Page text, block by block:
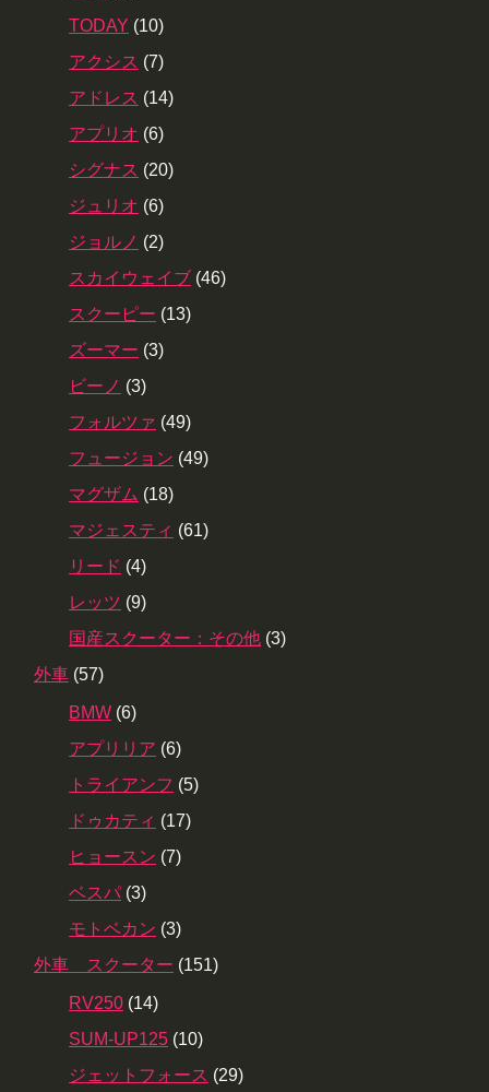
TODAY (10)
アクシス (7)
アドレス (14)
アプリオ (6)
シグナス (20)
ジュリオ (6)
ジョルノ (2)
スカイウェイブ (46)
スクーピー (13)
ズーマー (3)
ビーノ (3)
フォルツァ (49)
フュージョン (49)
マグザム (18)
マジェスティ (61)
リード (4)
レッツ (9)
国産スクーター：その他 (3)
外車 (57)
BMW (6)
アプリリア (6)
トライアンフ (5)
ドゥカティ (17)
ヒョースン (7)
ベスパ (3)
モトベカン (3)
外車 スクーター (151)
RV250 (14)
SUM-UP125 (10)
ジェットフォース (29)